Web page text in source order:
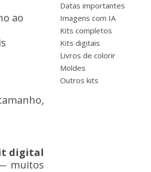
ao
digital
muitos
Datas importantes
Imagens com IA
Kits completos
Kits digitais
Livros de colorir
Moldes
Outros kits